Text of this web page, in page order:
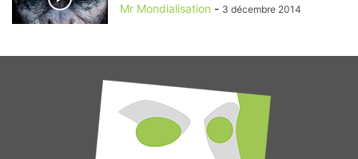
Mr Mondialisation - 3 décembre 2014